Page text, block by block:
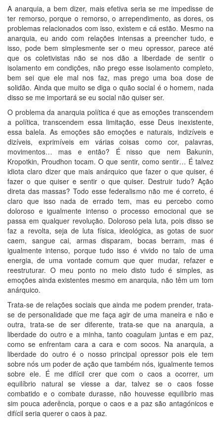
A anarquia, a bem dizer, mais efetiva seria se me impedisse de
ter remorso, porque o remorso, o arrependimento, as dores, os
problemas relacionados com isso, existem e cá estão. Mesmo na
anarquia, eu ando com relações intensas a preencher tudo, e
isso, pode bem simplesmente ser o meu opressor, parece até
que os coletivistas não se nos dão a liberdade de sentir o
isolamento em condições, não prego esse isolamento completo,
bem sei que ele mal nos faz, mas prego uma boa dose de
solidão. Ainda que muito se diga o quão social é o homem, nada
disso se me importará se eu social não quiser ser.
O problema da anarquia política é que as emoções transcendem
a política, transcendem essa limitação, esse Deus inexistente,
essa balela. As emoções são emoções e naturais, indizíveis e
dizíveis, exprimíveis em várias coisas como cor, palavras,
movimentos… mas e então? É nisso que nem Bakunin,
Kropotkin, Proudhon tocam. O que sentir, como sentir… É talvez
idiota claro dizer que mais anárquico que fazer o que quiser, é
fazer o que quiser e sentir o que quiser. Destruir tudo? Ação
direta das massas? Todo esse federalismo não me é correto, é
claro que isso nada de errado tem, mas eu percebo como
doloroso e igualmente intenso o processo emocional que se
passa em qualquer revolução. Doloroso pela luta, pois disso se
faz a revolta, seja de luta física, ideológica, as gotas de suor
caem, sangue cai, armas disparam, bocas berram, mas é
igualmente intenso, porque tudo isso é vivido no talo de uma
energia, de uma vontade comum que quer mudar, refazer e
reestruturar. O meu ponto no meio disto tudo é simples, as
emoções ainda existentes mesmo em anarquia, não têm um tom
anárquico.
Trata-se de relações sociais que ainda me podem prender, trata-
se de personalidade que me faça agir de uma maneira e não e
outra, trata-se de ser diferente, trata-se que na anarquia, a
liberdade do outro e a minha, tanto coagulam juntas e em paz,
como se enfrentam cara a cara e com socos. Na anarquia, a
liberdade do outro é o nosso principal opressor pois ele tem
sobre nós um poder de ação que também nós, igualmente temos
sobre ele. É me difícil crer que com o caos a ocorrer, um
equilíbrio natural se viesse a dar, talvez se o caos fosse
combatido e o combate durasse, não houvesse equilíbrio mas
sim pouca aderência, porque o caos e a paz são antagónicos e
difícil seria querer o caos à paz.